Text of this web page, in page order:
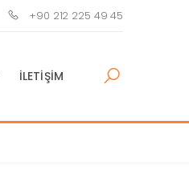
+90 212 225 49 45
İLETIŞIM